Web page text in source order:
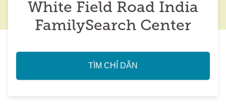
White Field Road India
FamilySearch Center
TÌM CHỈ DẪN